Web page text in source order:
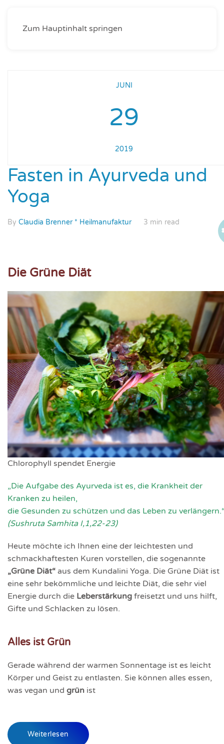
Zum Hauptinhalt springen
JUNI
29
2019
Fasten in Ayurveda und
Yoga
By Claudia Brenner * Heilmanufaktur 3 min read
Die Grüne Diät
Chlorophyll spendet Energie
„Die Aufgabe des Ayurveda ist es, die Krankheit der
Kranken zu heilen,
die Gesunden zu schützen und das Leben zu
(Sushruta Samhita I,1,22-23)
Heute möchte ich Ihnen eine der leichtesten und
schmackhaftesten Kuren vorstellen, die sogenannte
„Grüne Diät“ aus dem Kundalini Yoga. Die Grüne Diät ist
eine sehr bekömmliche und leichte Diät, die sehr viel
Energie durch die Leberstärkung freisetzt und uns hilft,
Gifte und Schlacken zu lösen.
Alles ist Grün
Gerade während der warmen Sonnentage ist es leicht
Körper und Geist zu entlasten. Sie können alles essen,
was vegan und grün ist
Weiterlesen